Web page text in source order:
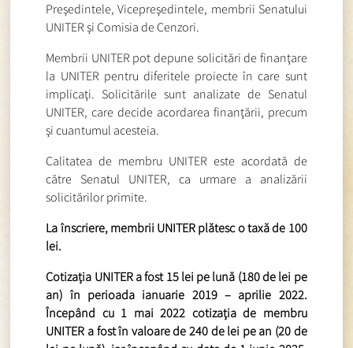
Preşedintele, Vicepreşedintele, membrii Senatului
UNITER şi Comisia de Cenzori.
Membrii UNITER pot depune solicitări de finanţare
la UNITER pentru diferitele proiecte în care sunt
implicaţi. Solicitările sunt analizate de Senatul
UNITER, care decide acordarea finanţării, precum
şi cuantumul acesteia.
Calitatea de membru UNITER este acordată de
către Senatul UNITER, ca urmare a analizării
solicitărilor primite.
La înscriere, membrii UNITER plătesc o taxă de 100
lei.
Cotizația UNITER a fost 15 lei pe lună (180 de lei pe
an) în perioada ianuarie 2019 – aprilie 2022.
Începând cu 1 mai 2022 cotizația de membru
UNITER a fost în valoare de 240 de lei pe an (20 de